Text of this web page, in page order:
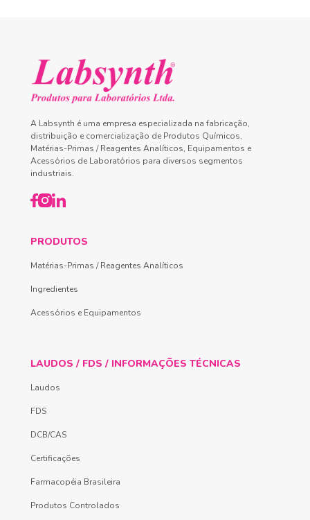
A Labsynth é uma empresa especializada na fabricação,
distribuição e comercialização de Produtos Químicos,
Matérias-Primas / Reagentes Analíticos, Equipamentos e
Acessórios de Laboratórios para diversos segmentos
industriais.
PRODUTOS
Matérias-Primas / Reagentes Analíticos
Ingredientes
Acessórios e Equipamentos
LAUDOS / FDS / INFORMAÇÕES TÉCNICAS
Laudos
FDS
DCB/CAS
Certificações
Farmacopéia Brasileira
Produtos Controlados